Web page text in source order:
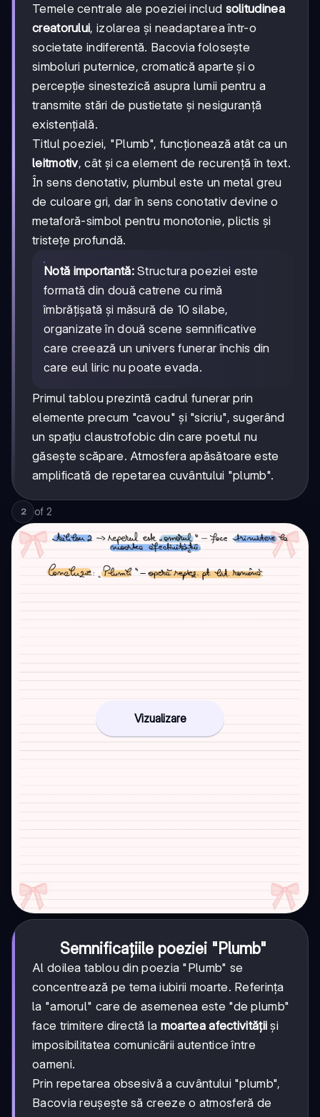
Temele centrale ale poeziei includ solitudinea
creatorului, izolarea și neadaptarea într-o
societate indiferentă. Bacovia folosește
simboluri puternice, cromatică aparte și o
percepție sinestezică asupra lumii pentru a
transmite stări de pustietate și nesiguranță
existențială.
Titlul poeziei, "Plumb", funcționează atât ca un
leitmotiv, cât și ca element de recurență în text.
În sens denotativ, plumbul este un metal greu
de culoare gri, dar în sens conotativ devine o
metaforă-simbol pentru monotonie, plictis și
tristețe profundă.
Notă importantă:Structura poeziei este
formată din două catrene cu rimă
îmbrățișată și măsură de 10 silabe,
organizate în două scene semnificative
care creează un univers funerar închis din
care eul liric nu poate evada.
Primul tablou prezintă cadrul funerar prin
elemente precum "cavou" și "sicriu", sugerând
un spațiu claustrofobic din care poetul nu
găsește scăpare. Atmosfera apăsătoare este
amplificată de repetarea cuvântului "plumb".
2 of 2
Vizualizare
Semnificațiile poeziei "Plumb"
Al doilea tablou din poezia "Plumb" se
concentrează pe tema iubirii moarte. Referința
la "amorul" care de asemenea este "de plumb"
face trimitere directă la moartea afectivității și
imposibilitatea comunicării autentice între
oameni.
Prin repetarea obsesivă a cuvântului "plumb",
Bacovia reușește să creeze o atmosferă de